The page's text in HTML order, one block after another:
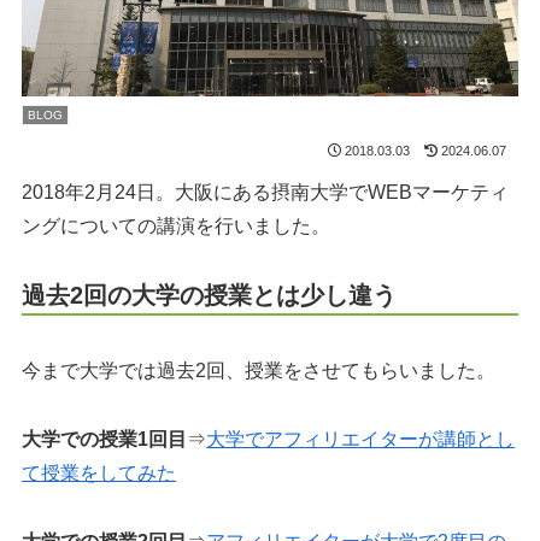
BLOG
2018.03.03 2024.06.07
2018年2月24日。大阪にある摂南大学でWEBマーケティ
ングについての講演を行いました。
過去2回の大学の授業とは少し違う
今まで大学では過去2回、授業をさせてもらいました。
大学での授業1回目 ⇒大学でアフィリエイターが講師とし
て授業をしてみた